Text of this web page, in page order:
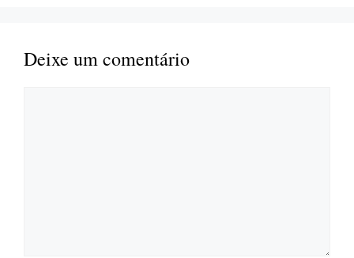
Deixe um comentário